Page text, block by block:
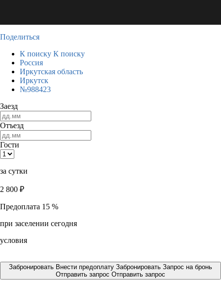
Поделиться
К поиску К поиску
Россия
Иркутская область
Иркутск
№988423
Заезд
Отъезд
Гости
за сутки
2 800 ₽
Предоплата 15 %
при заселении сегодня
условия
Забронировать Внести предоплату Забронировать Запрос на бронь
Отправить запрос Отправить запрос